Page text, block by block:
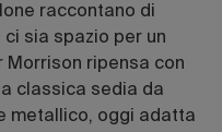
raccontano di
sia spazio per un
Morrison ripensa con
classica sedia da
metallico, oggi adatta